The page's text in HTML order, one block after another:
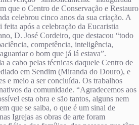
que o Centro de Conservação e Restauro
celebrou cinco anos da sua criação. A
após a celebração da Eucaristia
D. José Cordeiro, que destacou “todo
competência, inteligência,
o bom que já lá estava”.
a cabo pelas técnicas daquele Centro de
em Sendim (Miranda do Douro), e
e meio a ser concluída. Os trabalhos
da comunidade. “Agradecemos aos
esta obra e são tantos, alguns nem
que se saiba, o que é um sinal de
Igrejas as obras de arte foram